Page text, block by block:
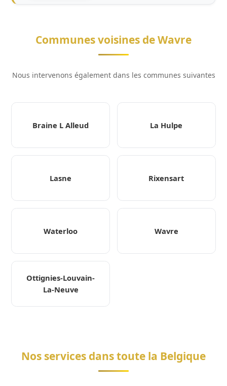
Communes voisines de Wavre
Nous intervenons également dans les communes suivantes
Braine L Alleud La Hulpe
Lasne Rixensart
Waterloo Wavre
Ottignies-Louvain-
La-Neuve
Nos services dans toute la Belgique